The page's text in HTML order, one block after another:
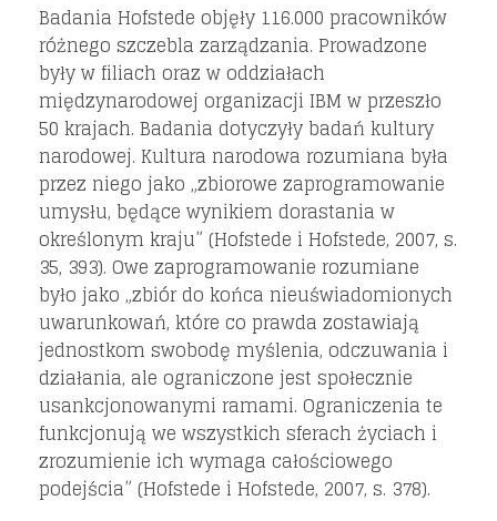
Badania Hofstede objęły 116.000 pracowników
różnego szczebla zarządzania. Prowadzone
były w filiach oraz w oddziałach
międzynarodowej organizacji IBM w przeszło
50 krajach. Badania dotyczyły badań kultury
narodowej. Kultura narodowa rozumiana była
przez niego jako „zbiorowe zaprogramowanie
umysłu, będące wynikiem dorastania w
określonym kraju” (Hofstede i Hofstede, 2007, s.
35, 393). Owe zaprogramowanie rozumiane
było jako „zbiór do końca nieuświadomionych
uwarunkowań, które co prawda zostawiają
jednostkom swobodę myślenia, odczuwania i
działania, ale ograniczone jest społecznie
usankcjonowanymi ramami. Ograniczenia te
funkcjonują we wszystkich sferach życiach i
zrozumienie ich wymaga całościowego
podejścia” (Hofstede i Hofstede, 2007, s. 378).